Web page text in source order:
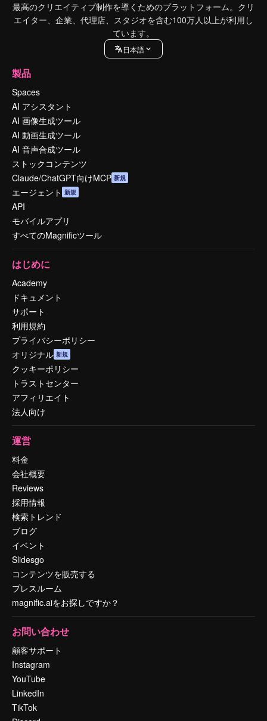
最高のクリエイティブ制作を導くためのプラットフォーム。クリ
エイター、企業、代理店、スタジオを含む100万人以上が利用し
ています。
日本語
製品
Spaces
AI アシスタント
AI 画像生成ツール
AI 動画生成ツール
AI 音声合成ツール
ストックコンテンツ
Claude/ChatGPT向けMCP 新規
エージェント 新規
API
モバイルアプリ
すべてのMagnificツール
はじめに
Academy
ドキュメント
サポート
利用規約
プライバシーポリシー
オリジナル 新規
クッキーポリシー
トラストセンター
アフィリエイト
法人向け
運営
料金
会社概要
Reviews
採用情報
検索トレンド
ブログ
イベント
Slidesgo
コンテンツを販売する
プレスルーム
magnific.aiをお探しですか？
お問い合わせ
顧客サポート
Instagram
YouTube
LinkedIn
TikTok